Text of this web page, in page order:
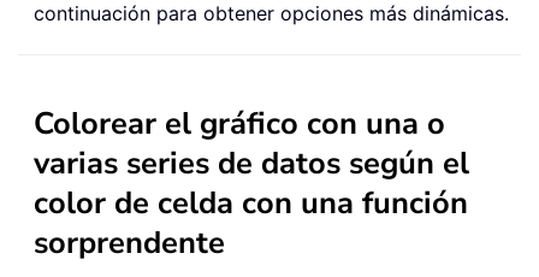
continuación para obtener opciones más dinámicas.
Colorear el gráfico con una o
varias series de datos según el
color de celda con una función
sorprendente